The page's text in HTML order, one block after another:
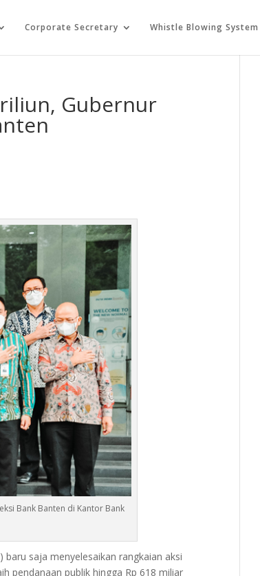
Corporate Secretary Whistle Blowing System
Gubernur
Bank Banten di Kantor Bank
saja menyelesaikan rangkaian aksi
pendanaan publik hingga Rp 618 miliar